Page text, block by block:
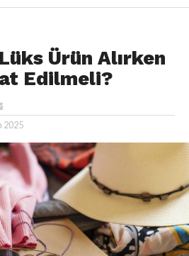
Ürün Alırken
Edilmeli?
2025